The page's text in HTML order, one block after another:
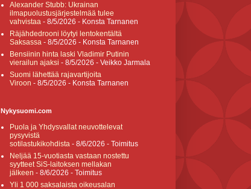
Alexander Stubb: Ukrainan
ilmapuolustusjärjestelmää tulee
vahvistaa - 8/5/2026 - Konsta Tarnanen
Räjähdedrooni löytyi lentokentältä
Saksassa - 8/5/2026 - Konsta Tarnanen
Bensiinin hinta laski Vladimir Putinin
vierailun ajaksi - 8/5/2026 - Veikko Jarmala
Suomi lähettää rajavartijoita
Viroon - 8/5/2026 - Konsta Tarnanen
Nykysuomi.com
Puola ja Yhdysvallat neuvottelevat
pysyvistä
sotilastukikohdista - 8/6/2026 - Toimitus
Neljää 15-vuotiasta vastaan nostettu
syytteet SiS-laitoksen mellakan
jälkeen - 8/6/2026 - Toimitus
Yli 1 000 saksalaista oikeusalan